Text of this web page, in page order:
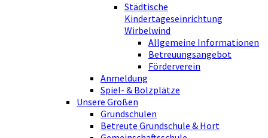
Städtische
Kindertageseinrichtung
Wirbelwind
Allgemeine Informationen
Betreuungsangebot
Förderverein
Anmeldung
Spiel- & Bolzplätze
Unsere Großen
Grundschulen
Betreute Grundschule & Hort